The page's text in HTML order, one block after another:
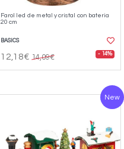
Farol led de metal y cristal con bateria
20 cm
BASICS
12,18€ 14,09€ - 14%
New